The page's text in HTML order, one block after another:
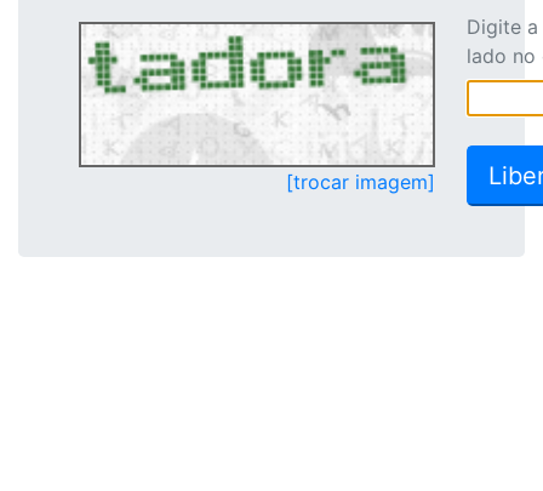
[trocar imagem]
Digite
lado no